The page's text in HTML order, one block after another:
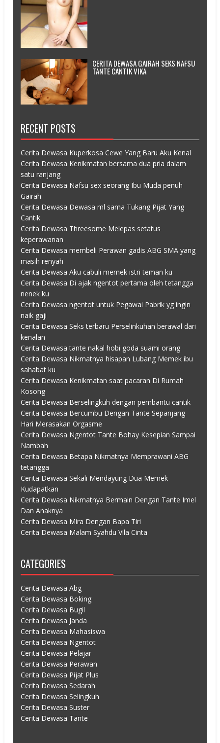
CERITA DEWASA GAIRAH SEKS NAFSU
TANTE CANTIK VIKA
RECENT POSTS
Cerita Dewasa Kuperkosa Cewe Yang Baru Aku Kenal
Cerita Dewasa Kenikmatan bersama dua pria dalam
satu ranjang
Cerita Dewasa Nafsu sex seorang Ibu Muda penuh
Gairah
Cerita Dewasa Dewasa ml sama Tukang Pijat Yang
Cantik
Cerita Dewasa Threesome Melepas setatus
keperawanan
Cerita Dewasa membeli Perawan gadis ABG SMA yang
masih renyah
Cerita Dewasa Aku cabuli memek istri teman ku
Cerita Dewasa Di ajak ngentot pertama oleh tetangga
nenek ku
Cerita Dewasa ngentot untuk Pegawai Pabrik yg ingin
naik gaji
Cerita Dewasa Seks terbaru Perselinkuhan berawal dari
kenalan
Cerita Dewasa tante nakal hobi goda suami orang
Cerita Dewasa Nikmatnya hisapan Lubang Memek ibu
sahabat ku
Cerita Dewasa Kenikmatan saat pacaran Di Rumah
Kosong
Cerita Dewasa Berselingkuh dengan pembantu cantik
Cerita Dewasa Bercumbu Dengan Tante Sepanjang
Hari Merasakan Orgasme
Cerita Dewasa Ngentot Tante Bohay Kesepian Sampai
Nambah
Cerita Dewasa Betapa Nikmatnya Memprawani ABG
tetangga
Cerita Dewasa Sekali Mendayung Dua Memek
Kudapatkan
Cerita Dewasa Nikmatnya Bermain Dengan Tante Imel
Dan Anaknya
Cerita Dewasa Mira Dengan Bapa Tiri
Cerita Dewasa Malam Syahdu Vila Cinta
CATEGORIES
Cerita Dewasa Abg
Cerita Dewasa Boking
Cerita Dewasa Bugil
Cerita Dewasa Janda
Cerita Dewasa Mahasiswa
Cerita Dewasa Ngentot
Cerita Dewasa Pelajar
Cerita Dewasa Perawan
Cerita Dewasa Pijat Plus
Cerita Dewasa Sedarah
Cerita Dewasa Selingkuh
Cerita Dewasa Suster
Cerita Dewasa Tante